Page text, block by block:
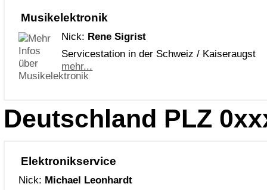
Musikelektronik
Nick: Rene Sigrist
Servicestation in der Schweiz / Kaiseraugst
mehr...
Deutschland PLZ
Elektronikservice
Nick: Michael Leonhardt